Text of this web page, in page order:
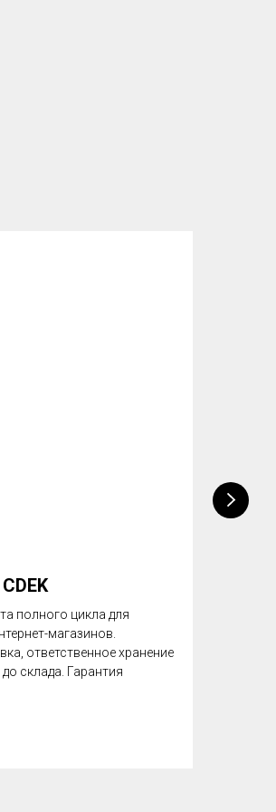
полного цикла для
магазинов.
ответственное хранение
склада. Гарантия